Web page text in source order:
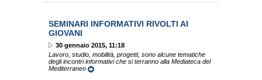
SEMINARI INFORMATIVI RIVOLTI AI
GIOVANI
30 gennaio 2015, 11:18
Lavoro, studio, mobilità, progetti, sono alcune tematiche
degli incontri informativi che si terranno alla Mediateca del
Mediterraneo